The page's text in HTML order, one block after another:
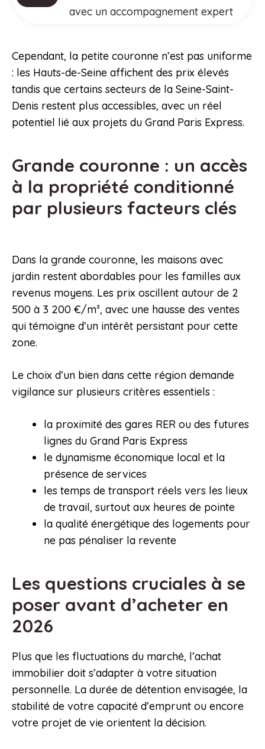
avec un accompagnement expert
Cependant, la petite couronne n’est pas uniforme
: les Hauts-de-Seine affichent des prix élevés
tandis que certains secteurs de la Seine-Saint-
Denis restent plus accessibles, avec un réel
potentiel lié aux projets du Grand Paris Express.
Grande couronne : un accès
à la propriété conditionné
par plusieurs facteurs clés
Dans la grande couronne, les maisons avec
jardin restent abordables pour les familles aux
revenus moyens. Les prix oscillent autour de 2
500 à 3 200 €/m², avec une hausse des ventes
qui témoigne d’un intérêt persistant pour cette
zone.
Le choix d’un bien dans cette région demande
vigilance sur plusieurs critères essentiels :
la proximité des gares RER ou des futures
lignes du Grand Paris Express
le dynamisme économique local et la
présence de services
les temps de transport réels vers les lieux
de travail, surtout aux heures de pointe
la qualité énergétique des logements pour
ne pas pénaliser la revente
Les questions cruciales à se
poser avant d’acheter en
2026
Plus que les fluctuations du marché, l’achat
immobilier doit s’adapter à votre situation
personnelle. La durée de détention envisagée, la
stabilité de votre capacité d’emprunt ou encore
votre projet de vie orientent la décision.